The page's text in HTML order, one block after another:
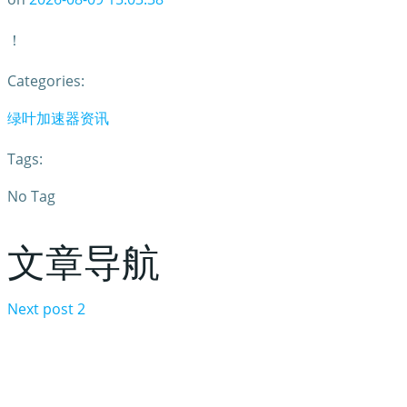
！
Categories:
绿叶加速器资讯
Tags:
No Tag
文章导航
Next post2